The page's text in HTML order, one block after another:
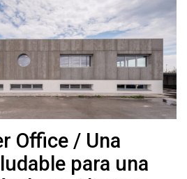
Office / Una
para una